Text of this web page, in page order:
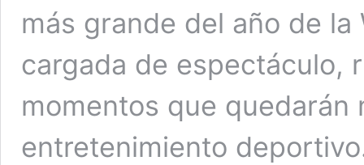
más grande del año de
cargada de espectáculo,
momentos que quedarán
entretenimiento